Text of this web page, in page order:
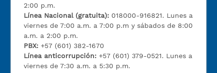
2:00 p.m.
Línea Nacional (gratuita): 018000-916821. Lunes a
viernes de 7:00 a.m. a 7:00 p.m y sábados de 8:00
a.m. a 2:00 p.m.
PBX:+57 (601) 382-1670
Línea anticorrupción:+57 (601) 379-0521. Lunes a
viernes de 7:30 a.m. a 5:30 p.m.